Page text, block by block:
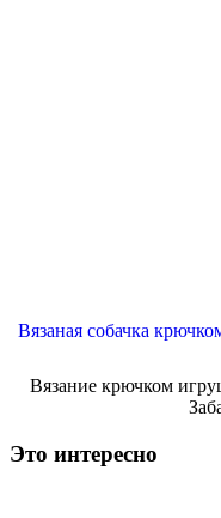
Вязаная собачка
Вязание крючком
Это интересно